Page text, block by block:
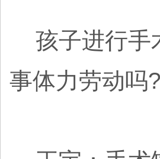
孩子进行手
事体力劳动吗?